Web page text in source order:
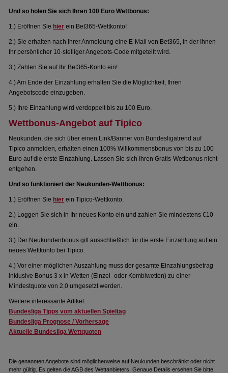
Und so holen Sie sich Ihren 100 Euro Wettbonus:
1.) Eröffnen Sie hier ein Bet365-Wettkonto!
2.) Sie erhalten nach Ihrer Anmeldung eine E-Mail von Bet365, in der Ihnen
Ihr persönlicher 10-stelliger Angebots-Code mitgeteilt wird.
3.) Zahlen Sie auf Ihr Bet365-Konto ein!
4.) Am Ende der Einzahlung erhalten Sie die Möglichkeit, Ihren
Angebotscode einzugeben.
5.) Ihre Einzahlung wird verdoppelt bis zu 100 Euro.
Wettbonus-Angebot auf Tipico
Neukunden, die sich über einen Link/Banner von Bundesligatrend auf
Tipico anmelden, erhalten einen 100% Willkommensbonus von bis zu 100
Euro auf die erste Einzahlung. Lassen Sie sich Ihren Gratis-Wettbonus nicht
entgehen.
Und so funktioniert der Neukunden-Wettbonus:
1.) Eröffnen Sie hier ein Tipico-Wettkonto.
2.) Loggen Sie sich in Ihr neues Konto ein und zahlen Sie mindestens €10
ein.
3.) Der Neukundenbonus gilt ausschließlich für die erste Einzahlung auf ein
neues Wettkonto bei Tipico.
4.) Vor einer möglichen Auszahlung muss der gesamte Einzahlungsbetrag
inklusive Bonus 3 x in Wetten (Einzel- oder Kombiwetten) zu einer
Mindestquote von 2,0 umgesetzt werden.
Weitere interessante Artikel:
Bundesliga Tipps vom aktuellen Spieltag
Bundesliga Prognose / Vorhersage
Aktuelle Bundesliga Wettquoten
Die genannten Angebote sind möglicherweise auf Neukunden beschränkt oder nicht
mehr gültig. Es gelten die AGB des Wettanbieters. Genaue Details ersehen Sie bitte